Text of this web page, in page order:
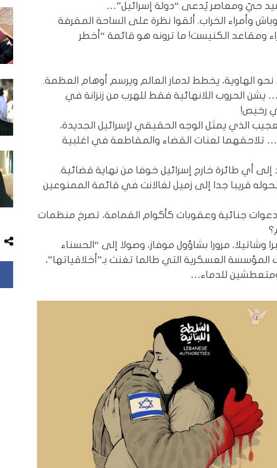
حيّ ومعاصر يُدعى “دولة إسرائيل”…
وأمراء الخراب. ألقوا نظرة على الساحة المقرفة
ومقاعد الكنيست! ما ترونه هو قائمة “أخطر
نحو الهاوية، يخطط لدمار العالم ويرسم أوهام العظمة.
الحروب اللانهائية فقط للهرب من زنزانة في
رخيص!
الذي يمثل الوجه الحقيقي لإسرائيل الجديدة،
تلاحقهما لعنات القضاء والمقاطعة في اغلبية
أي طائرة خارج إسرائيل خوفا من نهاية قضائية.
قريبا جدا إلى زميل لغالانت في قائمة الممنوعين
دعوات جنائية وعقوبات كأكوام القمامة، تصرخ منظمات
وشاتيلا، مرورا بشاؤول موفاز، وصولا إلى “الحسناء
العسكرية التي طالما تغنت بـ”أخلاقياتها”،
ومتعطشين للدماء…